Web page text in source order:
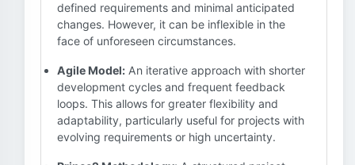
defined requirements and minimal anticipated
changes. However, it can be inflexible in the
face of unforeseen circumstances.
Agile Model: An iterative approach with shorter
development cycles and frequent feedback
loops. This allows for greater flexibility and
adaptability, particularly useful for projects with
evolving requirements or high uncertainty.